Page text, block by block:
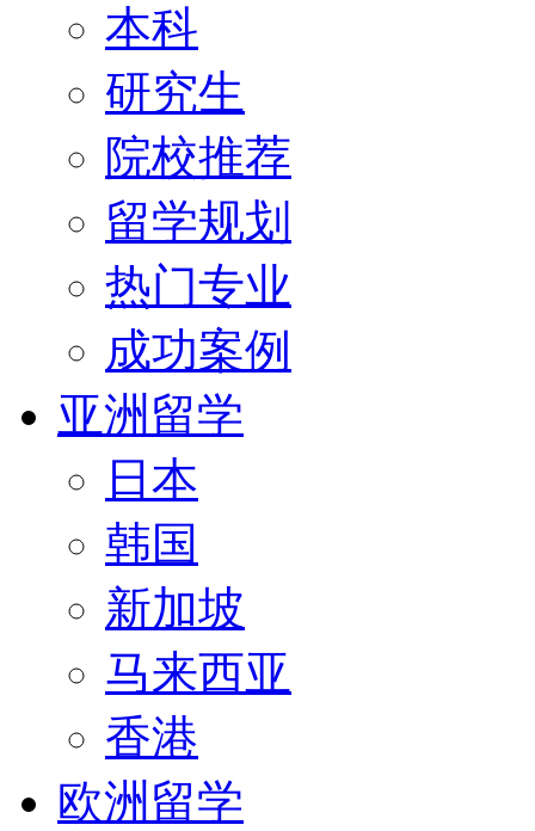
本科
研究生
院校推荐
留学规划
热门专业
成功案例
亚洲留学
日本
韩国
新加坡
马来西亚
香港
欧洲留学